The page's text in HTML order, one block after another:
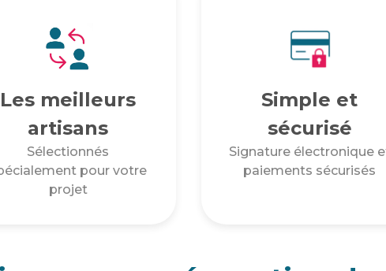
Les meilleurs
artisans
Sélectionnés
pour votre
projet
Simple et
sécurisé
Signature électronique
paiements sécurisés